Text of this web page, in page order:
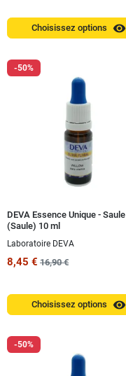
Choisissez options visibility
-50%
DEVA Essence Unique - Saule
(Saule) 10 ml
Laboratoire DEVA
8,45 € 16,90 €
Choisissez options visibility
-50%